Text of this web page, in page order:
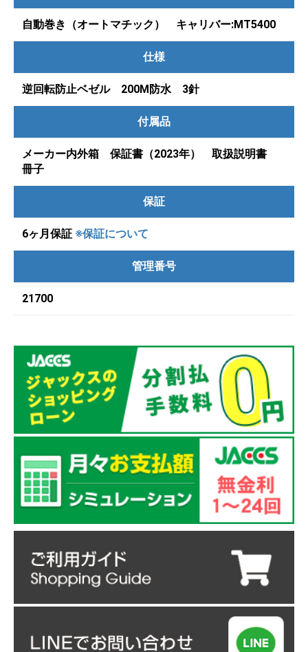
自動巻き（オートマチック） キャリバー:MT5400
仕様
逆回転防止ベゼル 200M防水 3針
付属品
メーカー内外箱 保証書（2023年） 取扱説明書
冊子
保証
6ヶ月保証 ※保証について
管理番号
21700